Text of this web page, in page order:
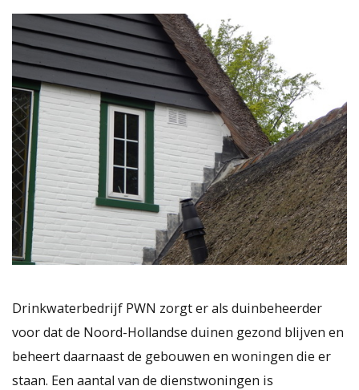
Drinkwaterbedrijf PWN zorgt er als duinbeheerder
voor dat de Noord-Hollandse duinen gezond blijven en
beheert daarnaast de gebouwen en woningen die er
staan. Een aantal van de dienstwoningen is